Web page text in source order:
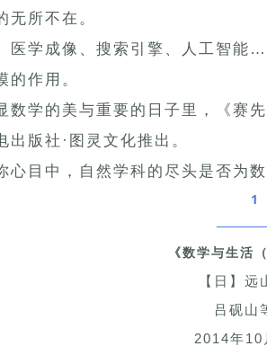
无所不在。
医学成像、搜索引擎、人工智
的作用。
数学的美与重要的日子里，《赛
出版社·图灵文化推出。
心目中，自然学科的尽头是否为
1
《数学与生活
【日】远
吕砚山
2014年10